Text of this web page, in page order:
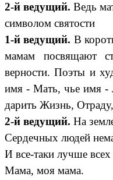
2-й ведущий.Ведь
символом святости
1-й ведущий. В
мамам посвящают
верности. Поэты и
имя - Мать, чье имя -
дарить Жизнь,
2-й ведущий. На
Сердечных людей
И все-таки лучше всех
Мама, моя мама.